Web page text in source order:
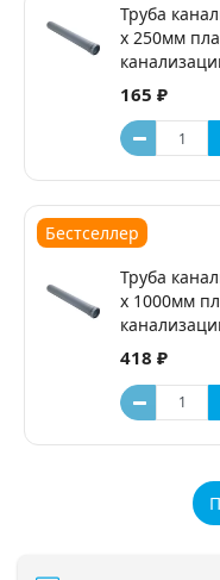
Труба
х 250мм
165 ₽
Бестселлер
Труба
х 1000мм
418 ₽